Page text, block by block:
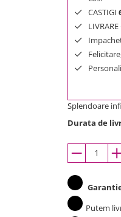
CASTIGI
Splendoare
Durata de
Putem